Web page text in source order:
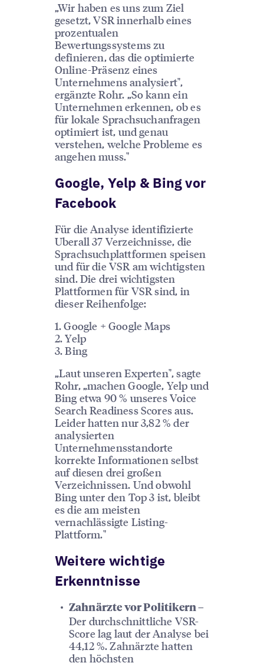
„Wir haben es uns zum Ziel
gesetzt, VSR innerhalb eines
prozentualen
Bewertungssystems zu
definieren, das die optimierte
Online-Präsenz eines
Unternehmens analysiert",
ergänzte Rohr. „So kann ein
Unternehmen erkennen, ob es
für lokale Sprachsuchanfragen
optimiert ist, und genau
verstehen, welche Probleme es
angehen muss."
Google, Yelp & Bing vor
Facebook
Für die Analyse identifizierte
Uberall 37 Verzeichnisse, die
Sprachsuchplattformen speisen
und für die VSR am wichtigsten
sind. Die drei wichtigsten
Plattformen für VSR sind, in
dieser Reihenfolge:
1. Google + Google Maps
2. Yelp
3. Bing
„Laut unseren Experten", sagte
Rohr, „machen Google, Yelp und
Bing etwa 90 % unseres Voice
Search Readiness Scores aus.
Leider hatten nur 3,82 % der
analysierten
Unternehmensstandorte
korrekte Informationen selbst
auf diesen drei großen
Verzeichnissen. Und obwohl
Bing unter den Top 3 ist, bleibt
es die am meisten
vernachlässigte Listing-
Plattform."
Weitere wichtige
Erkenntnisse
Zahnärzte vor Politikern –
Der durchschnittliche VSR-
Score lag laut der Analyse bei
44,12 %. Zahnärzte hatten
den höchsten